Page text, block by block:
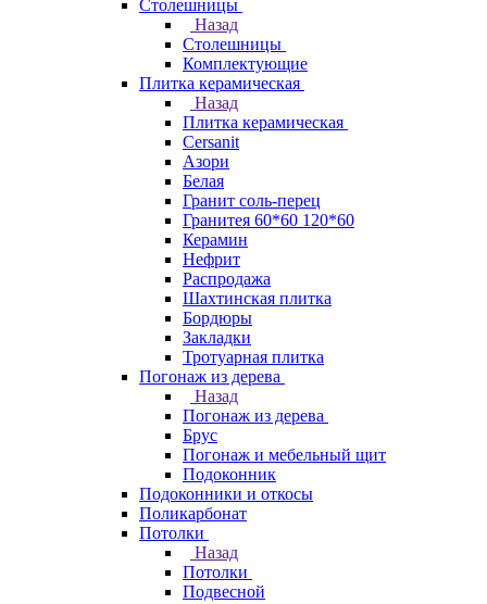
Столешницы
Назад
Столешницы
Комплектующие
Плитка керамическая
Назад
Плитка керамическая
Cersanit
Азори
Белая
Гранит соль-перец
Гранитея 60*60 120*60
Керамин
Нефрит
Распродажа
Шахтинская плитка
Бордюры
Закладки
Тротуарная плитка
Погонаж из дерева
Назад
Погонаж из дерева
Брус
Погонаж и мебельный щит
Подоконник
Подоконники и откосы
Поликарбонат
Потолки
Назад
Потолки
Подвесной